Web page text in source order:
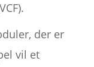
der er
vil et